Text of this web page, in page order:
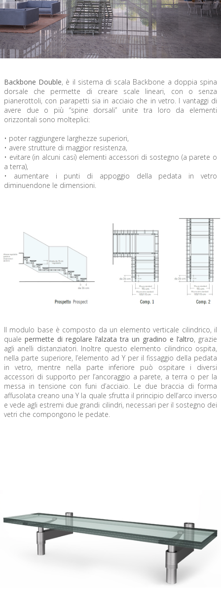
Backbone Double, è il sistema di scala Backbone a doppia spina
dorsale che permette di creare scale lineari, con o senza
pianerottoli, con parapetti sia in acciaio che in vetro. I vantaggi di
avere due o più “spine dorsali” unite tra loro da elementi
orizzontali sono molteplici:
• poter raggiungere larghezze superiori,
• avere strutture di maggior resistenza,
• evitare (in alcuni casi) elementi accessori di sostegno (a parete o
a terra),
• aumentare i punti di appoggio della pedata in vetro
diminuendone le dimensioni.
Il modulo base è composto da un elemento verticale cilindrico, il
quale permette di regolare l’alzata tra un gradino e l’altro, grazie
agli anelli distanziatori. Inoltre questo elemento cilindrico ospita,
nella parte superiore, l’elemento ad Y per il fissaggio della pedata
in vetro, mentre nella parte inferiore può ospitare i diversi
accessori di supporto per l’ancoraggio a parete, a terra o per la
messa in tensione con funi d’acciaio. Le due braccia di forma
affusolata creano una Y la quale sfrutta il principio dell’arco inverso
e vede agli estremi due grandi cilindri, necessari per il sostegno dei
vetri che compongono le pedate.